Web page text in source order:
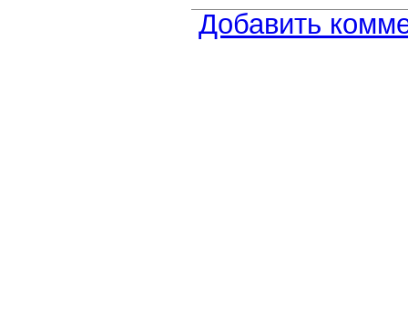
Добавить